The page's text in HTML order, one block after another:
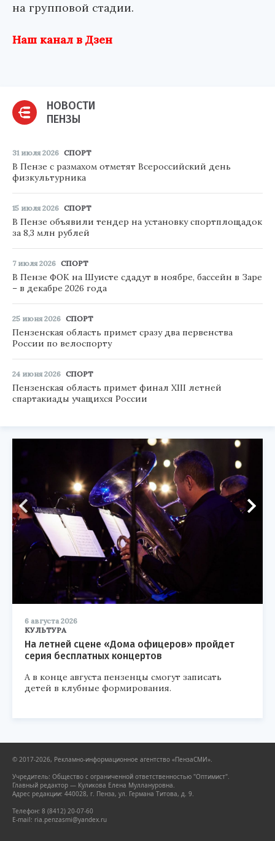
на групповой стадии.
Наш канал в Дзен
НОВОСТИ
ПЕНЗЫ
31 июля 2026 СПОРТ
В Пензе с размахом отметят Всероссийский день
физкультурника
15 июля 2026 СПОРТ
В Пензе объявили тендер на установку спортплощадок
за 8,3 млн рублей
7 июля 2026 СПОРТ
В Пензе ФОК на Шуисте сдадут в ноябре, бассейн в Заре
– в декабре 2026 года
25 июня 2026 СПОРТ
Пензенская область примет сразу два первенства
России по велоспорту
24 июня 2026 СПОРТ
Пензенская область примет финал XIII летней
спартакиады учащихся России
6 августа 2026
КУЛЬТУРА
На летней сцене «Дома офицеров» пройдет
серия бесплатных концертов
А в конце августа пензенцы смогут записать
детей в клубные формирования.
© 2017-2026, Рекламно-информационное агентство «ПензаСМИ».
Учредитель: Общество с ограниченной ответственностью "Оптимист".
Главный редактор — Куликова Елена Муллануровна.
Адрес редакции: 440028, г. Пенза, ул. Германа Титова, д. 9.
Телефон: 8 (8412) 20-07-60
E-mail: ria.penzasmi@yandex.ru